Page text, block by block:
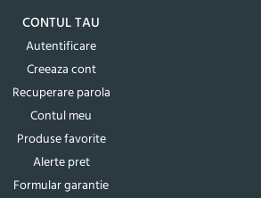
CONTUL TAU
Autentificare
Creeaza cont
Recuperare parola
Contul meu
Produse favorite
Alerte pret
Formular garantie